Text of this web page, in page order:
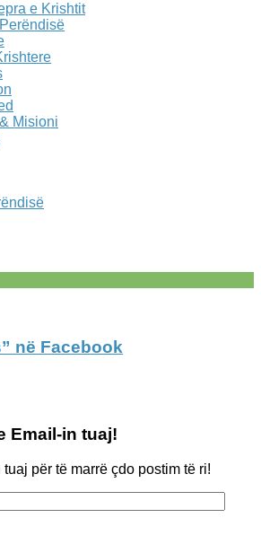
e Krishtit
Misioni
në Facebook
Email-in tuaj!
për të marrë çdo postim të ri!